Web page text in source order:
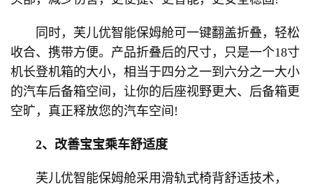
同时，芙儿优智能保姆舱可一键翻盖折叠，轻松
收合、携带方便。产品折叠后的尺寸，只是一个18寸
机长登机箱的大小，相当于四分之一到六分之一大小
的汽车后备箱空间，让你的后座视野更大、后备箱更
空旷，真正释放您的汽车空间!
2、改善宝宝乘车舒适度
芙儿优智能保姆舱采用滑轨式椅背舒适技术，